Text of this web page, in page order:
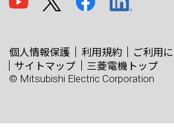
個人情報保護 利用規約
ご利用
サイトマップ
三菱電機トップ
© Mitsubishi Electric Corporation